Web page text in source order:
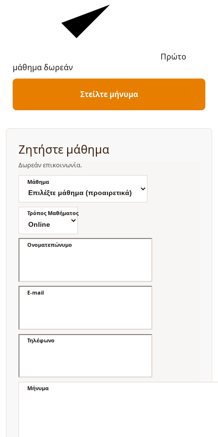
Πρώτο
μάθημα δωρεάν
Στείλτε μήνυμα
Ζητήστε μάθημα
Δωρεάν επικοινωνία.
Μάθημα
Τρόπος Μαθήματος
Ονοματεπώνυμο
E-mail
Τηλέφωνο
Μήνυμα